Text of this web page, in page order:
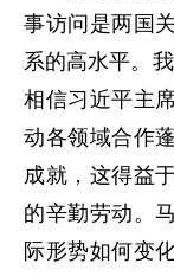
事访问是两国
系的高水平。
相信习近平主
动各领域合作
成就，这得益
的辛勤劳动。
际形势如何变